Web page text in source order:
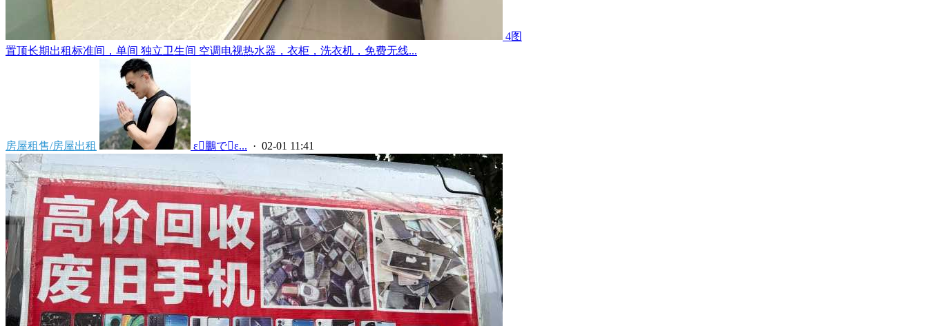
4图
置顶长期出租标准间，单间 独立卫生间 空调电视热水器，衣柜，洗衣机，免费无线...
房屋租售/房屋出租  ε鵬でε... · 02-01 11:41